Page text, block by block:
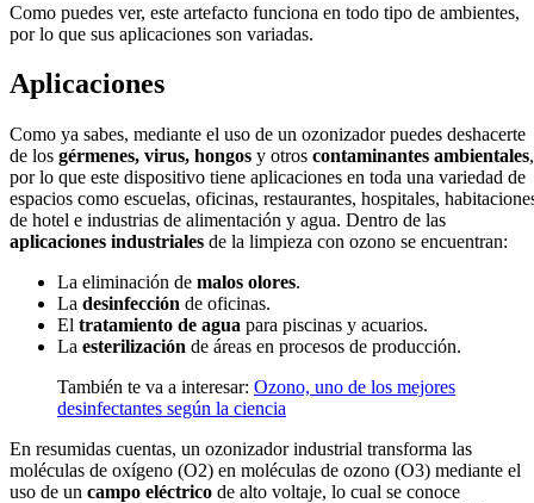
Como puedes ver, este artefacto funciona en todo tipo de ambientes,
por lo que sus aplicaciones son variadas.
Aplicaciones
Como ya sabes, mediante el uso de un ozonizador puedes deshacerte
de los gérmenes, virus, hongos y otros contaminantes ambientales,
por lo que este dispositivo tiene aplicaciones en toda una variedad de
espacios como escuelas, oficinas, restaurantes, hospitales,
de hotel e industrias de alimentación y agua. Dentro de las
aplicaciones industriales de la limpieza con ozono se encuentran:
La eliminación de malos olores.
La desinfección de oficinas.
El tratamiento de agua para piscinas y acuarios.
La esterilización de áreas en procesos de producción.
También te va a interesar: Ozono, uno de los mejores
desinfectantes según la ciencia
En resumidas cuentas, un ozonizador industrial transforma las
moléculas de oxígeno (O2) en moléculas de ozono (O3) mediante el
uso de un campo eléctrico de alto voltaje, lo cual se conoce